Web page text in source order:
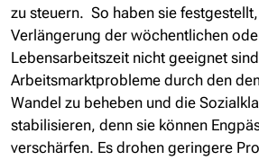
zu steuern. So haben sie
Verlängerung der wöchentlichen
Lebensarbeitszeit nicht geeignet
Arbeitsmarktprobleme durch den
Wandel zu beheben und die
stabilisieren, denn sie können
verschärfen. Es drohen geringere